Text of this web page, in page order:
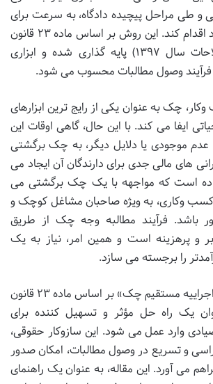
و طی مراحل پیچیده دادگاه، به سرعت برای
وصول وجه چک خود اقدام کند. این روش بر اساس ماده ۲۳ قانون
صدور چک (با اصلاحات سال ۱۳۹۷) پایه گذاری شده و ابزاری
فرآیند وصول مطالبات محسوب می شود.
چک به عنوان یکی از رایج ترین ابزارهای
ایفا می کند. با این حال، گاهی اوقات این
عدم موجودی یا دلایل دیگر، به چک برگشتی
های مالی جدی برای دارندگان آن ایجاد می
است که مواجهه با یک چک برگشتی می
کسب وکاری، به ویژه صاحبان مشاغل کوچک و
باشد. فرآیند مطالبه وجه چک از طریق
بر و پرهزینه است و همین امر، نیاز به یک
را برجسته می سازد.
در چنین شرایطی، «اجراییه مستقیم چک» بر اساس ماده ۲۳ قانون
یک راه حل مؤثر و تسهیل کننده برای
وارد عمل می شود. این سازوکار حقوقی،
و تسریع در وصول مطالبات، امکان صدور
می آورد. این مقاله، به عنوان یک راهنمای